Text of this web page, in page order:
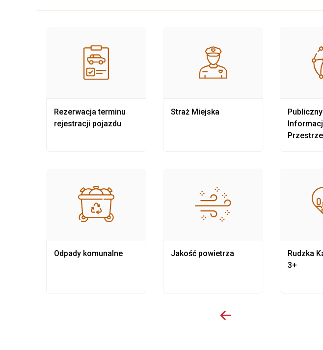
Rezerwacja terminu
rejestracji pojazdu
Odpady komunalne
Straż Miejska
Jakość powietrza
Rudzka
3+